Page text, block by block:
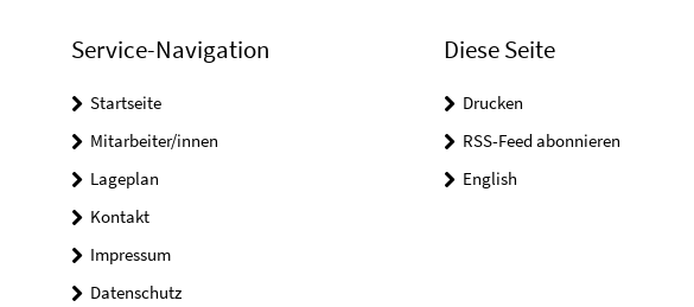
Service-Navigation
Startseite
Mitarbeiter/innen
Lageplan
Kontakt
Impressum
Datenschutz
Diese Seite
Drucken
RSS-Feed abonnieren
English